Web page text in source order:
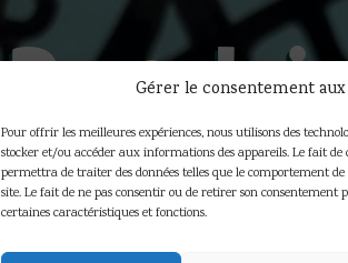
Gérer le consentement
Pour offrir les meilleures expériences, nous utilisons des
stocker et/ou accéder aux informations des appareils. Le fait de
permettra de traiter des données telles que le comportement
site. Le fait de ne pas consentir ou de retirer son
certaines caractéristiques et fonctions.
Accueil»Porcelaine